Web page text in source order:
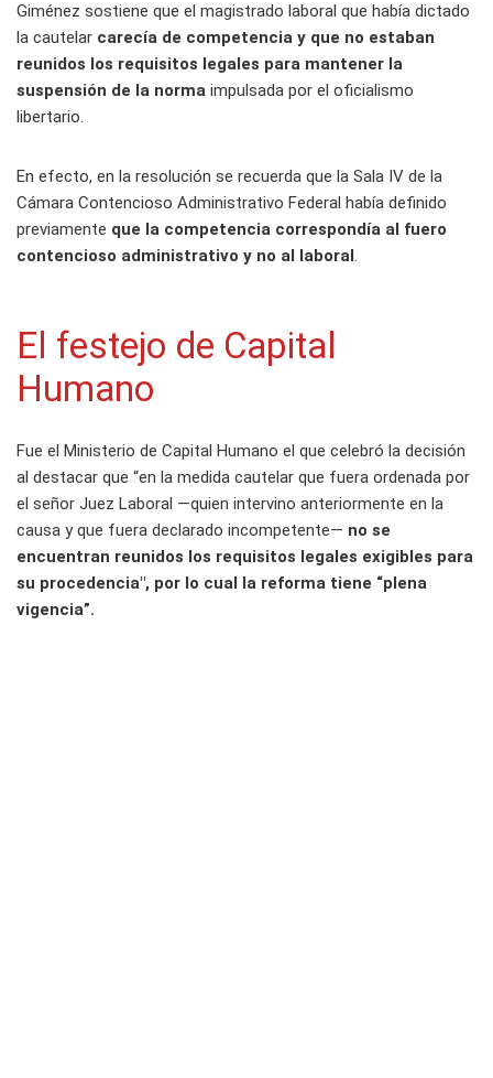
Giménez sostiene que el magistrado laboral que había dictado
la cautelar carecía de competencia y que no estaban
reunidos los requisitos legales para mantener la
suspensión de la norma impulsada por el oficialismo
libertario.
En efecto, en la resolución se recuerda que la Sala IV de la
Cámara Contencioso Administrativo Federal había definido
previamente que la competencia correspondía al fuero
contencioso administrativo y no al laboral.
El festejo de Capital
Humano
Fue el Ministerio de Capital Humano el que celebró la decisión
al destacar que “en la medida cautelar que fuera ordenada por
el señor Juez Laboral —quien intervino anteriormente en la
causa y que fuera declarado incompetente— no se
encuentran reunidos los requisitos legales exigibles para
su procedencia", por lo cual la reforma tiene “plena
vigencia”.